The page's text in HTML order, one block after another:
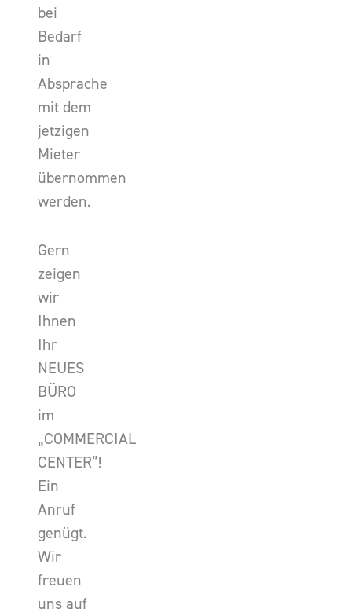
bei
Bedarf
in
Absprache
mit dem
jetzigen
Mieter
übernommen
werden.
Gern
zeigen
wir
Ihnen
Ihr
NEUES
BÜRO
im
„COMMERCIAL
CENTER”!
Ein
Anruf
genügt.
Wir
freuen
uns auf